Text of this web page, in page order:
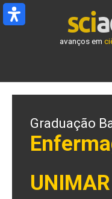
Ir
para
avanços em
Graduação
UNIMAR